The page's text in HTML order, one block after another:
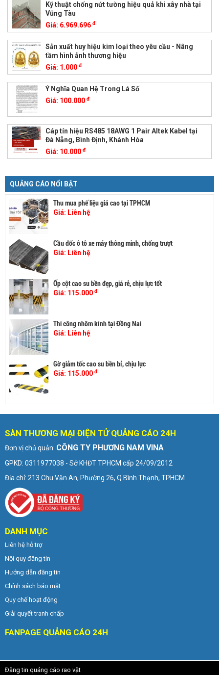
Kỹ thuật chống nứt tường hiệu quả khi xây nhà tại
Vũng Tàu
Giá: 6.969.696 đ
Sản xuất huy hiệu kim loại theo yêu cầu - Nâng
tầm hình ảnh thương hiệu
Giá: 1.000 đ
Ý Nghĩa Quan Hệ Trong Lá Số
Giá: 100.000 đ
Cáp tín hiệu RS485 18AWG 1 Pair Altek Kabel tại
Đà Nẵng, Bình Định, Khánh Hòa
Giá: 10.000 đ
QUẢNG CÁO NỔI BẬT
Thu mua phế liệu giá cao tại TPHCM
Giá: Liên hệ
Cầu dốc ô tô xe máy thông minh, chống trượt
Giá: Liên hệ
Ốp cột cao su bền đẹp, giá rẻ, chịu lực tốt
Giá: 115.000 đ
Thi công nhôm kính tại Đồng Nai
Giá: Liên hệ
Gờ giảm tốc cao su bền bỉ, chịu lực
Giá: 115.000 đ
SÀN THƯƠNG MẠI ĐIỆN TỬ QUẢNG CÁO 24H
Đơn vị chủ quản: CÔNG TY PHƯƠNG NAM VINA
GPKD: 0311977038 - Sở KHĐT TPHCM cấp 24/09/2012
Địa chỉ: 213 Chu Văn An, Phường 26, Q.Bình Thạnh, TPHCM
DANH MỤC
Liên hệ hỗ trợ
Nội quy đăng tin
Hướng dẫn đăng tin
Chính sách bảo mật
Quy chế hoạt động
Giải quyết tranh chấp
FANPAGE QUẢNG CÁO 24H
Đăng tin quảng cáo rao vặt